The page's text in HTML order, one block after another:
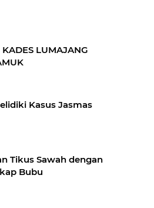
LUMAJANG
Kasus Jasmas
Tikus Sawah dengan
Bubu